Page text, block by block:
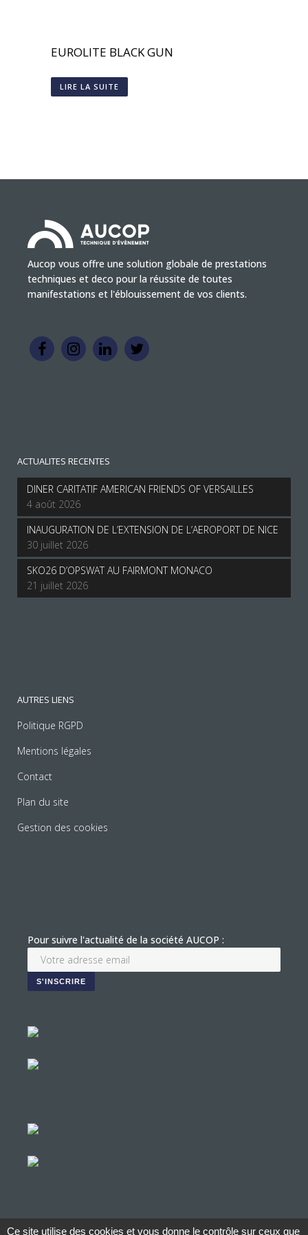
EUROLITE BLACK GUN
LIRE LA SUITE
Aucop vous offre une solution globale de prestations
techniques et deco pour la réussite de toutes
manifestations et l'éblouissement de vos clients.
ACTUALITES RECENTES
DINER CARITATIF AMERICAN FRIENDS OF VERSAILLES
4 août 2026
INAUGURATION DE L’EXTENSION DE L’AEROPORT DE NICE
30 juillet 2026
SKO26 D’OPSWAT AU FAIRMONT MONACO
21 juillet 2026
AUTRES LIENS
Politique RGPD
Mentions légales
Contact
Plan du site
Gestion des cookies
Pour suivre l'actualité de la société AUCOP :
Ce site utilise des cookies et vous donne le contrôle sur ceux que